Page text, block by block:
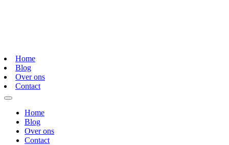
Home
Blog
Over ons
Contact
Home
Blog
Over ons
Contact